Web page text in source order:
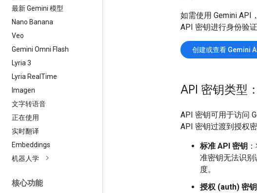
最新 Gemini 模型
Nano Banana
Veo
Gemini Omni Flash
Lyria 3
Lyria Real Time
Imagen
文字转语音
正在使用
实时翻译
Embeddings
机器人学
核心功能
如需使用 Gemini API
API 密钥进行身份验证
创建或查看 Gemini
API 密钥类型
API 密钥可用于访问
API 密钥过渡到授权
标准 API 密钥
准密钥无法识
度。
授权 (auth) 密钥